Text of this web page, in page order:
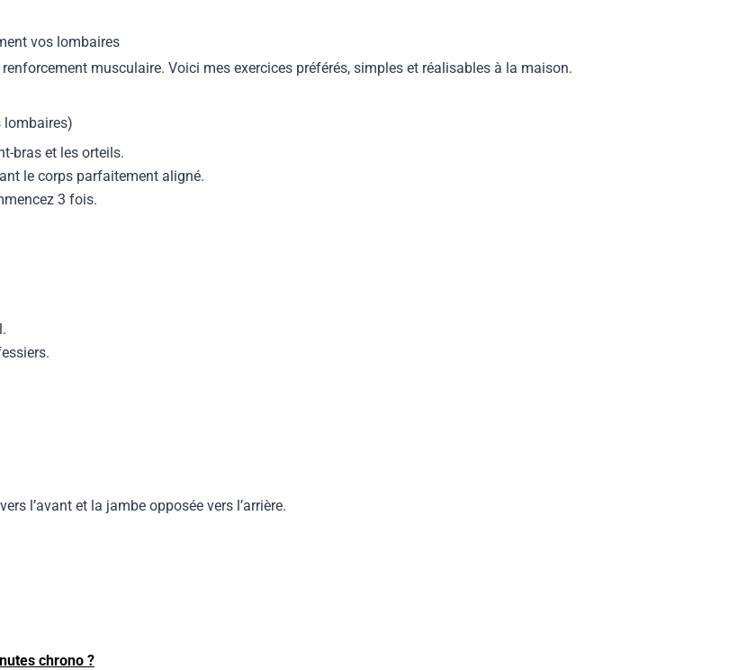
vos lombaires
musculaire. Voici mes exercices préférés, simples et réalisables à la maison.
lombaires)
bras et les orteils.
le corps parfaitement aligné.
3 fois.
l’avant et la jambe opposée vers l’arrière.
chrono ?